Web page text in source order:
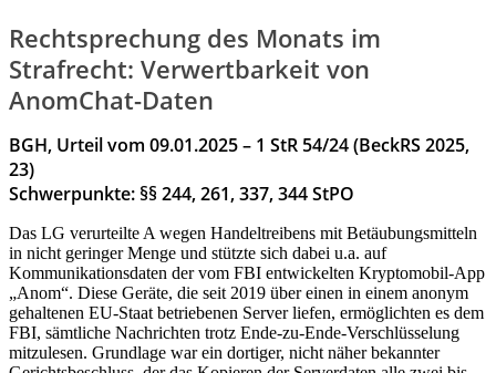
Rechtsprechung des Monats im
Strafrecht: Verwertbarkeit von
AnomChat-Daten
BGH, Urteil vom 09.01.2025 – 1 StR 54/24 (BeckRS 2025,
23)
Schwerpunkte: §§ 244, 261, 337, 344 StPO
Das LG verurteilte A wegen Handeltreibens mit Betäubungsmitteln
in nicht geringer Menge und stützte sich dabei u.a. auf
Kommunikationsdaten der vom FBI entwickelten Kryptomobil-App
„Anom“. Diese Geräte, die seit 2019 über einen in einem anonym
gehaltenen EU-Staat betriebenen Server liefen, ermöglichten es dem
FBI, sämtliche Nachrichten trotz Ende-zu-Ende-Verschlüsselung
mitzulesen. Grundlage war ein dortiger, nicht näher bekannter